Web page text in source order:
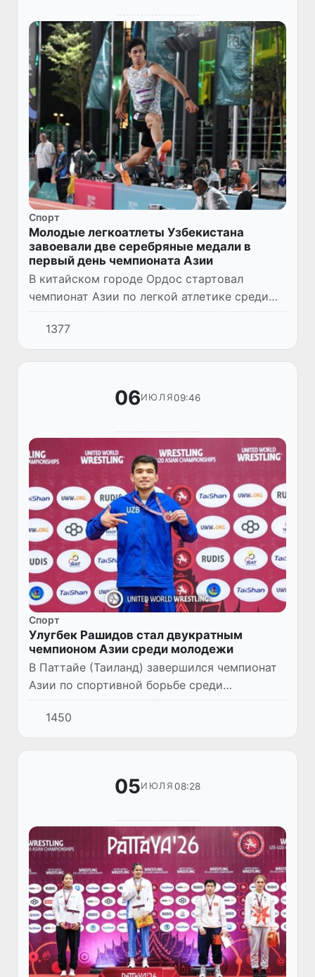
Спорт
Молодые легкоатлеты Узбекистана
завоевали две серебряные медали в
первый день чемпионата Азии
В китайском городе Ордос стартовал
чемпионат Азии по легкой атлетике среди
спортсменов до 23 лет. Уже в первый
соревновательный день сборная
Узбекистана открыла медальный счет, зав...
1377
06ИЮЛЯ09:46
Спорт
Улугбек Рашидов стал двукратным
чемпионом Азии среди молодежи
В Паттайе (Таиланд) завершился чемпионат
Азии по спортивной борьбе среди
спортсменов до 20 лет. По итогам
соревнований по вольной борьбе сборная
Узбекистана завоевала одну золотую...
1450
05ИЮЛЯ 08:28